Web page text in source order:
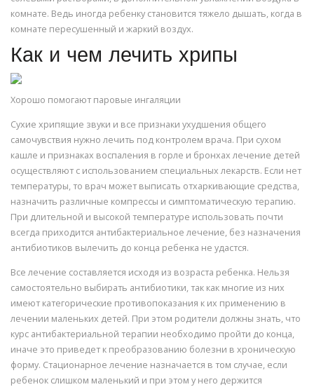
комнате. Ведь иногда ребенку становится тяжело дышать, когда в
комнате пересушенный и жаркий воздух.
Как и чем лечить хрипы
Хорошо помогают паровые ингаляции
Сухие хрипящие звуки и все признаки ухудшения общего
самочувствия нужно лечить под контролем врача. При сухом
кашле и признаках воспаления в горле и бронхах лечение детей
осуществляют с использованием специальных лекарств. Если нет
температуры, то врач может выписать отхаркивающие средства,
назначить различные компрессы и симптоматическую терапию.
При длительной и высокой температуре использовать почти
всегда приходится антибактериальное лечение, без назначения
антибиотиков вылечить до конца ребенка не удастся.
Все лечение составляется исходя из возраста ребенка. Нельзя
самостоятельно выбирать антибиотики, так как многие из них
имеют категорические противопоказания к их применению в
лечении маленьких детей. При этом родители должны знать, что
курс антибактериальной терапии необходимо пройти до конца,
иначе это приведет к преобразованию болезни в хроническую
форму. Стационарное лечение назначается в том случае, если
ребенок слишком маленький и при этом у него держится